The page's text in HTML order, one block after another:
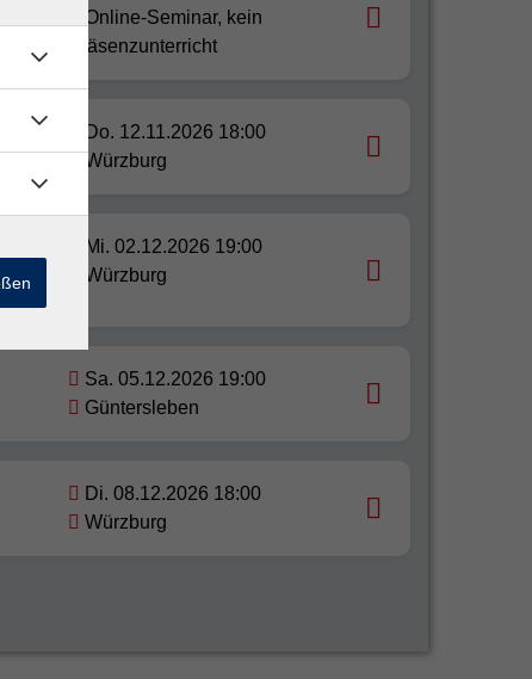
Online-Seminar, kein
Präsenzunterricht
Do. 12.11.2026 18:00
Würzburg
Mi. 02.12.2026 19:00
Würzburg
Sa. 05.12.2026 19:00
Güntersleben
Di. 08.12.2026 18:00
Würzburg